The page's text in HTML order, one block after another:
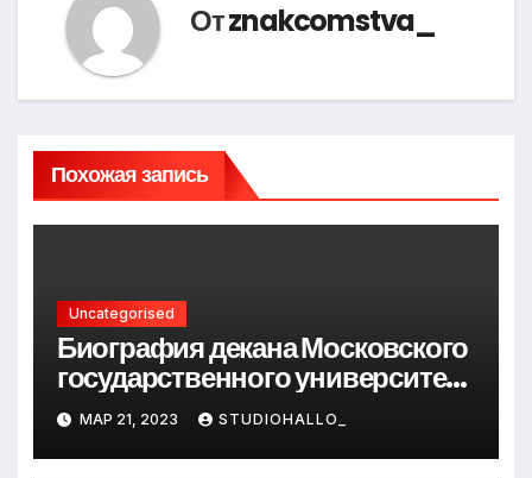
Отznakcomstva_
Похожая запись
Uncategorised
Биография декана Московского
государственного университета
Андрея Сидорова — от студента
до руководителя
МАР 21, 2023 STUDIOHALLO_